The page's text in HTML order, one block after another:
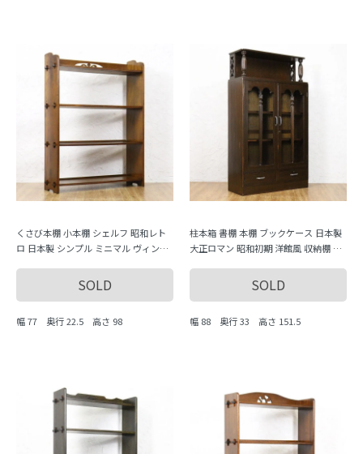
くさび本棚 小本棚 シェルフ 昭和レト
ロ 日本製 シンプル ミニマル ヴィンテ
SOLD
幅 77 奥行 22.5 高さ 98
柱本箱 書棚 本棚 ブックケース 日本製
大正ロマン 昭和初期 洋館風 収納棚 キ
SOLD
幅 88 奥行 33 高さ 151.5